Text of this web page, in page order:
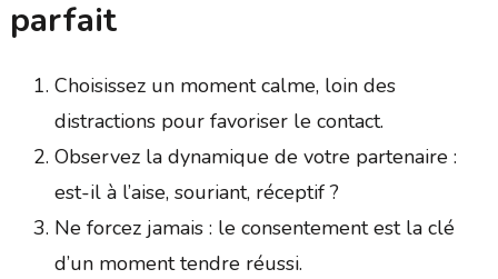
parfait
Choisissez un moment calme, loin des
distractions pour favoriser le contact.
Observez la dynamique de votre partenaire :
est-il à l’aise, souriant, réceptif ?
Ne forcez jamais : le consentement est la clé
d’un moment tendre réussi.